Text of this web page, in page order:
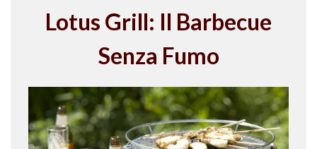
Lotus Grill: Il Barbecue
Senza Fumo